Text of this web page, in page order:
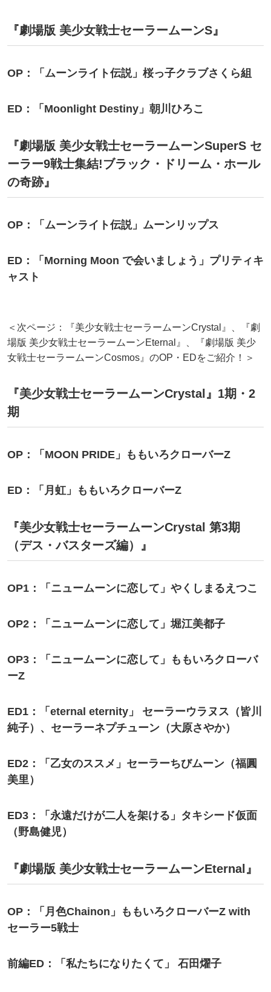
『劇場版 美少女戦士セーラームーンS』
OP：「ムーンライト伝説」桜っ子クラブさくら組
ED：「Moonlight Destiny」朝川ひろこ
『劇場版 美少女戦士セーラームーンSuperS セ
ーラー9戦士集結!ブラック・ドリーム・ホール
の奇跡』
OP：「ムーンライト伝説」ムーンリップス
ED：「Morning Moon で会いましょう」プリティキ
ャスト
＜次ページ：『美少女戦士セーラームーンCrystal』、『劇
場版 美少女戦士セーラームーンEternal』、『劇場版 美少
女戦士セーラームーンCosmos』のOP・EDをご紹介！＞
『美少女戦士セーラームーンCrystal』1期・2
期
OP：「MOON PRIDE」ももいろクローバーZ
ED：「月虹」ももいろクローバーZ
『美少女戦士セーラームーンCrystal 第3期
（デス・バスターズ編）』
OP1：「ニュームーンに恋して」やくしまるえつこ
OP2：「ニュームーンに恋して」堀江美都子
OP3：「ニュームーンに恋して」ももいろクローバ
ーZ
ED1：「eternal eternity」 セーラーウラヌス（皆川
純子）、セーラーネプチューン（大原さやか）
ED2：「乙女のススメ」セーラーちびムーン（福圓
美里）
ED3：「永遠だけが二人を架ける」タキシード仮面
（野島健児）
『劇場版 美少女戦士セーラームーンEternal』
OP：「月色Chainon」ももいろクローバーZ with
セーラー5戦士
前編ED：「私たちになりたくて」 石田燿子